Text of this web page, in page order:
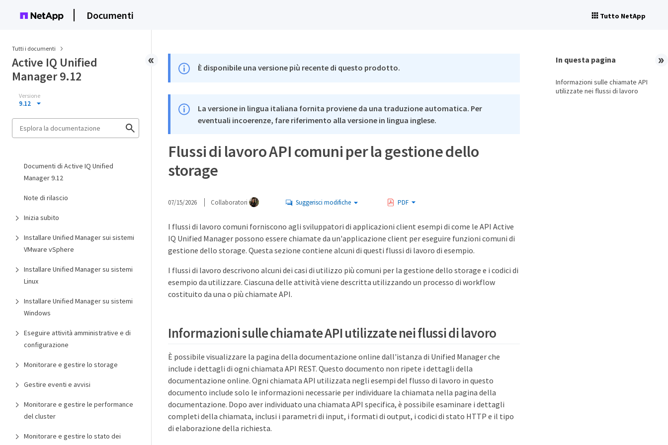
Documenti Tutto NetApp
Tutti i documenti
Active IQ Unified
Manager 9.12
Versione
9.12
Documenti di Active IQ Unified
Manager 9.12
Note di rilascio
Inizia subito
Installare Unified Manager sui sistemi
VMware vSphere
Installare Unified Manager su sistemi
Linux
Installare Unified Manager su sistemi
Windows
Eseguire attività amministrative e di
configurazione
Monitorare e gestire lo storage
Gestire eventi e avvisi
Monitorare e gestire le performance
del cluster
Monitorare e gestire lo stato dei
È disponibile una versione più recente di questo prodotto.
La versione in lingua italiana fornita proviene da una traduzione automatica. Per
eventuali incoerenze, fare riferimento alla versione in lingua inglese.
Flussi di lavoro API comuni per la gestione dello
storage
07/15/2026 Collaboratori Suggerisci modifiche PDF
I flussi di lavoro comuni forniscono agli sviluppatori di applicazioni client esempi di come le API Active
IQ Unified Manager possono essere chiamate da un'applicazione client per eseguire funzioni comuni di
gestione dello storage. Questa sezione contiene alcuni di questi flussi di lavoro di esempio.
I flussi di lavoro descrivono alcuni dei casi di utilizzo più comuni per la gestione dello storage e i codici di
esempio da utilizzare. Ciascuna delle attività viene descritta utilizzando un processo di workflow
costituito da una o più chiamate API.
Informazioni sulle chiamate API utilizzate nei flussi di lavoro
È possibile visualizzare la pagina della documentazione online dall'istanza di Unified Manager che
include i dettagli di ogni chiamata API REST. Questo documento non ripete i dettagli della
documentazione online. Ogni chiamata API utilizzata negli esempi del flusso di lavoro in questo
documento include solo le informazioni necessarie per individuare la chiamata nella pagina della
documentazione. Dopo aver individuato una chiamata API specifica, è possibile esaminare i dettagli
completi della chiamata, inclusi i parametri di input, i formati di output, i codici di stato HTTP e il tipo
di elaborazione della richiesta.
In questa pagina
Informazioni sulle chiamate API
utilizzate nei flussi di lavoro